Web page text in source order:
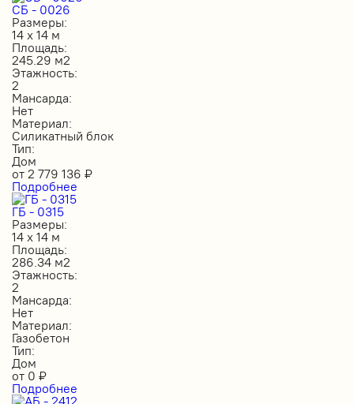
СБ - 0026
Размеры:
14 х 14 м
Площадь:
245.29 м2
Этажность:
2
Мансарда:
Нет
Материал:
Силикатный блок
Тип:
Дом
от 2 779 136 ₽
Подробнее
ГБ - 0315
Размеры:
14 х 14 м
Площадь:
286.34 м2
Этажность:
2
Мансарда:
Нет
Материал:
Газобетон
Тип:
Дом
от 0 ₽
Подробнее